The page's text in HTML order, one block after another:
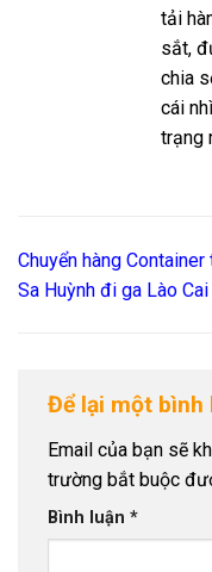
tải
sắt,
chia
cái
trạng
Chuyển hàng
Sa Huỳnh đi ga Lào Cai
Để lại một bình
Email của bạn sẽ
trường bắt buộc
Bình luận *